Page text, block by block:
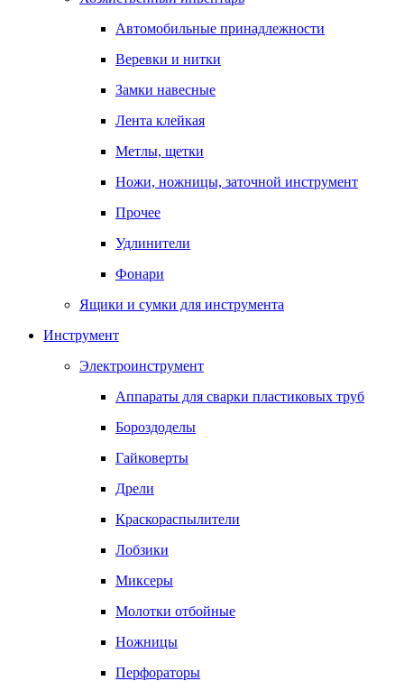
Автомобильные принадлежности
Веревки и нитки
Замки навесные
Лента клейкая
Метлы, щетки
Ножи, ножницы, заточной инструмент
Прочее
Удлинители
Фонари
Ящики и сумки для инструмента
Инструмент
Электроинструмент
Аппараты для сварки пластиковых труб
Бороздоделы
Гайковерты
Дрели
Краскораспылители
Лобзики
Миксеры
Молотки отбойные
Ножницы
Перфораторы